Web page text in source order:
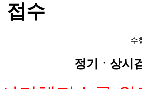
접수
수
정기ㆍ상시